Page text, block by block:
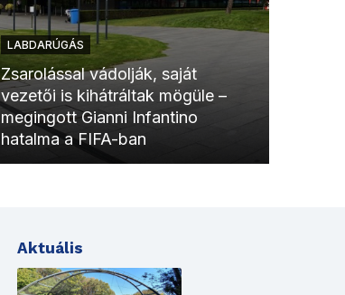
LABDARÚGÁS
Zsarolással vádolják, saját
vezetői is kihátráltak mögüle –
megingott Gianni Infantino
hatalma a FIFA-ban
Aktuális